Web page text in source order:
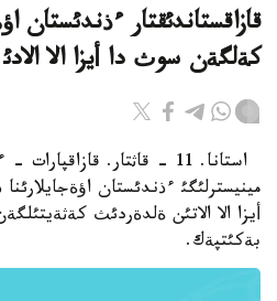
قازاقستاندئقتار ءذندئستان
كةلگةن سوث دا أيزا الا الادئ
استانا. 11 - قاثتار.
مينيسترلئگئ ءذندئستان
أيزا الا الاتئن ةلدةردئث
بةكئتپةك.